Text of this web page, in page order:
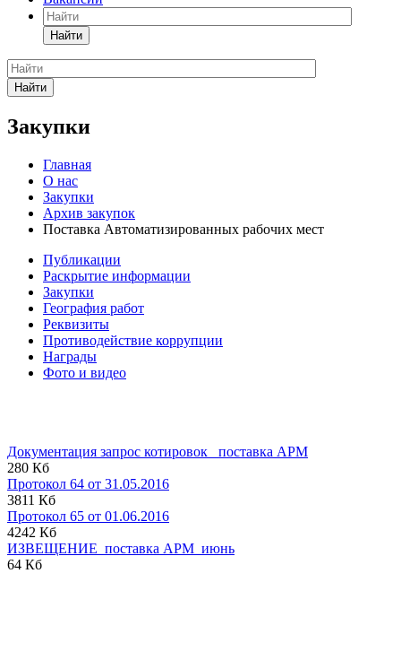
Найти
Найти
Закупки
Главная
О нас
Закупки
Архив закупок
Поставка Автоматизированных рабочих мест
Публикации
Раскрытие информации
Закупки
География работ
Реквизиты
Противодействие коррупции
Награды
Фото и видео
Документация запрос котировок _поставка АРМ
280 Кб
Протокол 64 от 31.05.2016
3811 Кб
Протокол 65 от 01.06.2016
4242 Кб
ИЗВЕЩЕНИЕ_поставка АРМ_июнь
64 Кб